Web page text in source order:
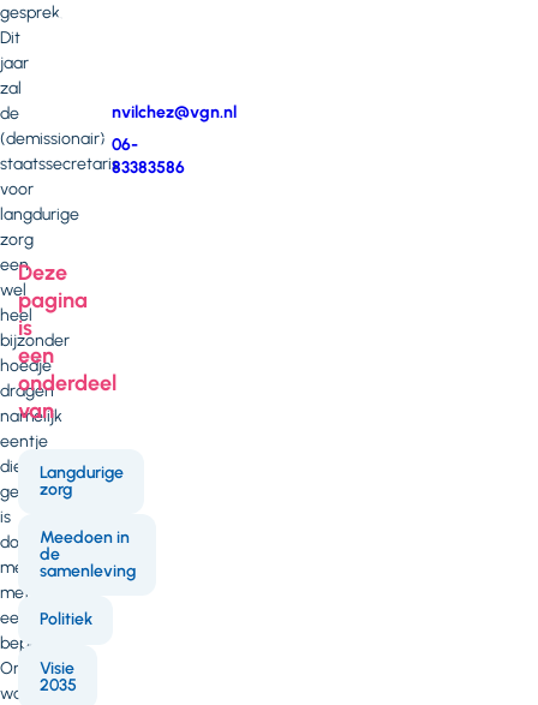
gesprek.
Dit
jaar
zal
de
(demissionair)
staatssecretaris
voor
langdurige
zorg
een
wel
heel
bijzonder
hoedje
dragen
namelijk
eentje
die
gemaakt
is
door
mensen
met
een
beperking.
Onlangs
waren
met
mail
nvilchez@vgn.nl
Telefoonnummer
06-
83383586
Deze
pagina
is
een
onderdeel
van
Langdurige
zorg
Meedoen in
de
samenleving
Politiek
Visie
2035